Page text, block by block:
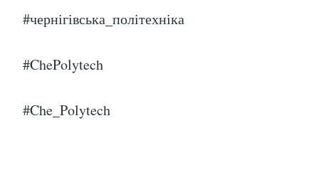
#чернігівська_політехніка
#ChePolytech
#Che_Polytech